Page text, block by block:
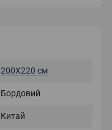
200X220 см
Бордовий
Китай